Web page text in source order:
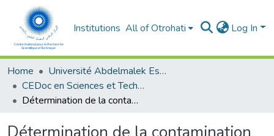
Institutions All of Otrohati Log In
Home
Université Abdelmalek Essaâdi - Tétouan
CEDoc en Sciences et Techniques et Sciences Médicales (CED - STSM)
Détermination de la contamination organique et inorganique dans des echantillons environnementaux